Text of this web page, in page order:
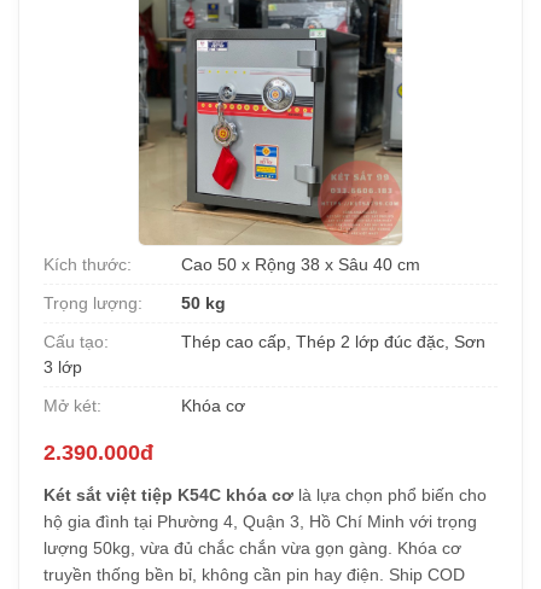
Kích thước:
Cao 50 x Rộng 38 x Sâu 40 cm
Trọng lượng:
50 kg
Cấu tạo:
Thép cao cấp, Thép 2 lớp đúc đặc, Sơn
3 lớp
Mở két:
Khóa cơ
2.390.000đ
Két sắt việt tiệp K54C khóa cơ là lựa chọn phổ biến cho
hộ gia đình tại Phường 4, Quận 3, Hồ Chí Minh với trọng
lượng 50kg, vừa đủ chắc chắn vừa gọn gàng. Khóa cơ
truyền thống bền bỉ, không cần pin hay điện. Ship COD